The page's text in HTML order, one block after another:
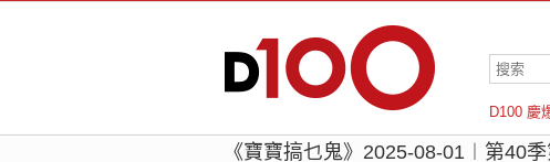
D100 慶
羅倫斯
《寶寶搞乜鬼》2025-08-01︱第40